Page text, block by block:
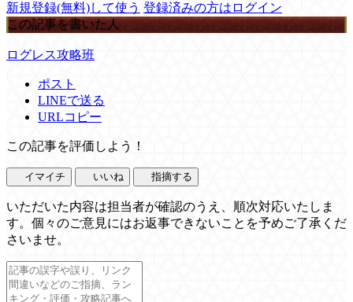
新規登録(無料)して使う 登録済みの方はログイン
この記事を書いた人
ログレス攻略班
ポスト
LINEで送る
URLコピー
この記事を評価しよう！
イマイチ いいね 指摘する
いただいた内容は担当者が確認のうえ、順次対応いたしま
す。個々のご意見にはお返事できないことを予めご了承くだ
さいませ。